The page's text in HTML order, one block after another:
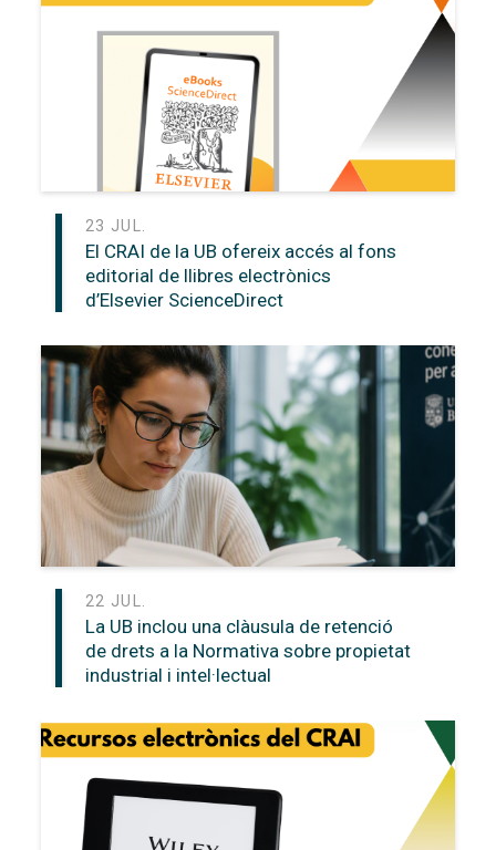
23 JUL.
El CRAI de la UB ofereix accés al fons
editorial de llibres electrònics
d’Elsevier ScienceDirect
22 JUL.
La UB inclou una clàusula de retenció
de drets a la Normativa sobre propietat
industrial i intel·lectual